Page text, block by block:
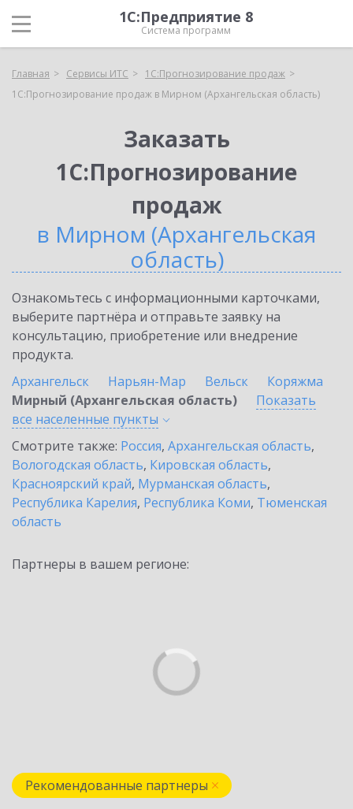
1С:Предприятие 8
Система программ
Главная Сервисы ИТС
1С:Прогнозирование продаж
1С:Прогнозирование продаж в Мирном (Архангельская область)
Заказать
1С:Прогнозирование
продаж
в Мирном (Архангельская
область)
Ознакомьтесь с информационными карточками,
выберите партнёра и отправьте заявку на
консультацию, приобретение или внедрение
продукта.
Архангельск
Нарьян-Мар Вельск
Коряжма
Мирный (Архангельская область)
Показать
все населенные пункты
Смотрите также: Россия, Архангельская область,
Вологодская область, Кировская область,
Красноярский край, Мурманская область,
Республика Карелия, Республика Коми, Тюменская
область
Партнеры в вашем регионе:
Рекомендованные партнеры